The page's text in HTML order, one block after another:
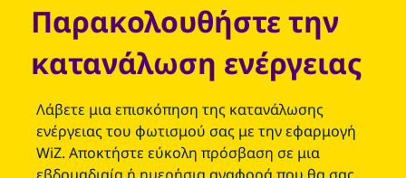
Παρακολουθήστε την
κατανάλωση ενέργειας
Λάβετε μια επισκόπηση της κατανάλωσης
ενέργειας του φωτισμού σας με την εφαρμογή
WiZ. Αποκτήστε εύκολη πρόσβαση σε μια